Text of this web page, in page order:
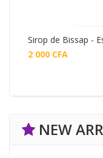
Sirop de Bissap -
2 000 CFA
NEW